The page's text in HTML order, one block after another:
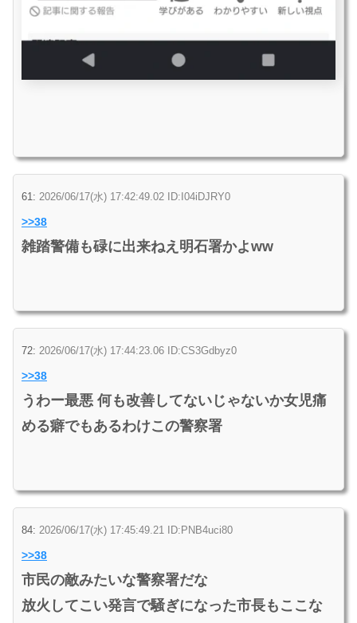
61: 2026/06/17(水) 17:42:49.02 ID:I04iDJRY0
>>38
雑踏警備も碌に出来ねえ明石署かよww
72: 2026/06/17(水) 17:44:23.06 ID:CS3Gdbyz0
>>38
うわー最悪 何も改善してないじゃないか女児痛
める癖でもあるわけこの警察署
84: 2026/06/17(水) 17:45:49.21 ID:PNB4uci80
>>38
市民の敵みたいな警察署だな
放火してこい発言で騒ぎになった市長もここな